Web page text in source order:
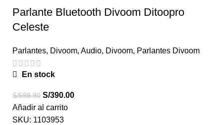
Parlante Bluetooth Divoom Ditoopro
Celeste
Parlantes, Divoom, Audio, Divoom, Parlantes Divoom
En stock
S/599.90 S/390.00
Añadir al carrito
SKU: 1103953